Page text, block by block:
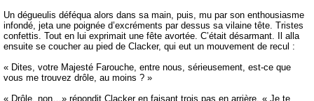
Un dégueulis déféqua alors dans sa main, puis, mu par son enthousiasme
infondé, jeta une poignée d’excréments par dessus sa vilaine tête. Tristes
confettis. Tout en lui exprimait une fête avortée. C’était désarmant. Il alla
ensuite se coucher au pied de Clacker, qui eut un mouvement de recul :
« Dites, votre Majesté Farouche, entre nous, sérieusement, est-ce que
vous me trouvez drôle, au moins ? »
« Drôle, non…» répondit Clacker en faisant trois pas en arrière. « Je te